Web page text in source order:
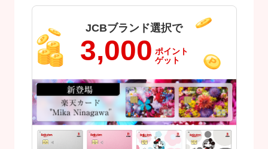
JCBブランド選択で
3,000 ポイント
ゲット